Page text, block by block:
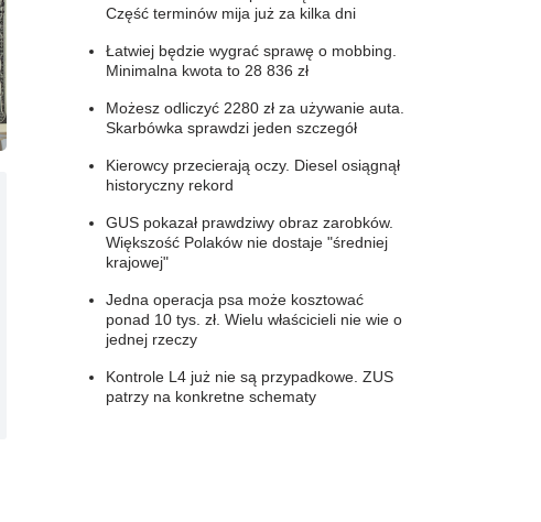
Część terminów mija już za kilka dni
Łatwiej będzie wygrać sprawę o mobbing.
Minimalna kwota to 28 836 zł
Możesz odliczyć 2280 zł za używanie auta.
Skarbówka sprawdzi jeden szczegół
Kierowcy przecierają oczy. Diesel osiągnął
historyczny rekord
GUS pokazał prawdziwy obraz zarobków.
Większość Polaków nie dostaje "średniej
krajowej"
Jedna operacja psa może kosztować
ponad 10 tys. zł. Wielu właścicieli nie wie o
jednej rzeczy
Kontrole L4 już nie są przypadkowe. ZUS
patrzy na konkretne schematy